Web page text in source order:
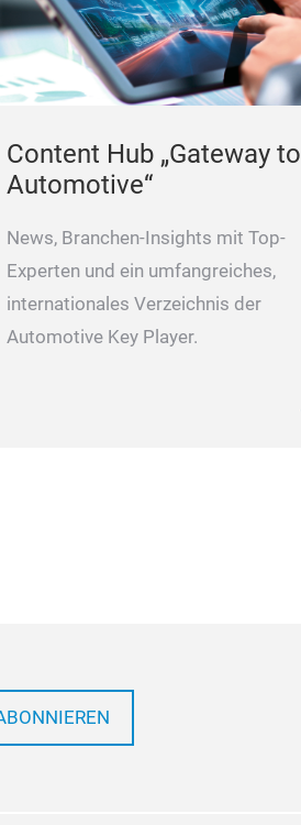
Content Hub „Gateway to
Automotive“
News, Branchen-Insights mit Top-
Experten und ein umfangreiches,
internationales Verzeichnis der
Automotive Key Player.